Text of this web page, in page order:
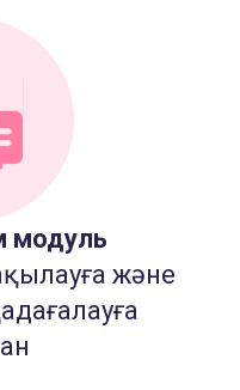
модуль
және